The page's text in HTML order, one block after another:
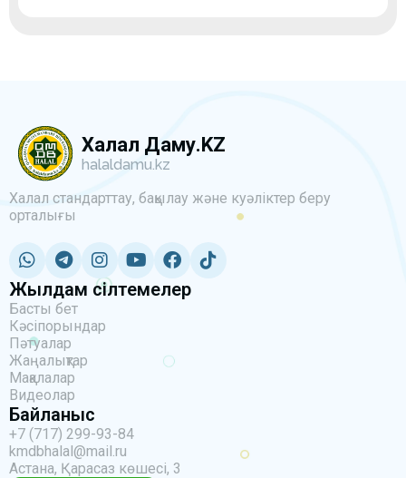
Халал Даму.KZ
halaldamu.kz
Халал стандарттау, бақылау және куәліктер беру
орталығы
Жылдам сілтемелер
Басты бет
Кәсіпорындар
Пәтуалар
Жаңалықтар
Мақалалар
Видеолар
Байланыс
+7 (717) 299-93-84
kmdbhalal@mail.ru
Астана, Қарасаз көшесі, 3